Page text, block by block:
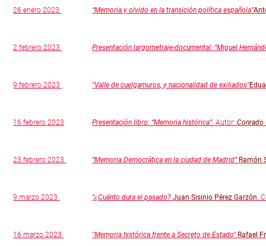
26 enero 2023 “Memoria y olvido en la transición política española”
2 febrero 2023 Presentación largometraje-documental: “Miguel
9 febrero 2023 "Valle de cuelgamuros, y nacionalidad de exiliados"
16 febrero 2023 Presentación libro: “Memoria histórica”.Autor:Conrado
23 febrero 2023 “Memoria Democrática en la ciudad de Madrid” Ramón
9 marzo 2023 “¿Cuánto dura el pasado?Juan Sisinio Pérez Garzón.
16 marzo 2023 "Memoria histórica frente a Secreto de Estado" Rafael